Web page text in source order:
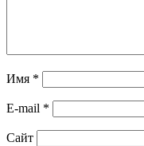
Имя *
E-mail *
Сайт